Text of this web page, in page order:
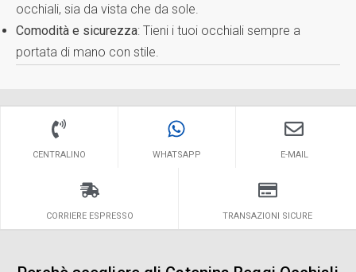
occhiali, sia da vista che da sole.
Comodità e sicurezza: Tieni i tuoi occhiali sempre a
portata di mano con stile.
CENTRALINO WHATSAPP E-MAIL
CORRIERE ESPRESSO TRANSAZIONI SICURE